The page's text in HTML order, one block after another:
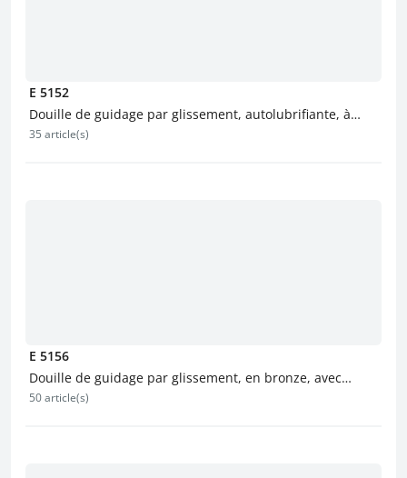
E 5152
Douille de guidage par glissement, autolubrifiante, à
coller
35 article(s)
E 5156
Douille de guidage par glissement, en bronze, avec
lubrifiant solide, lisse
50 article(s)